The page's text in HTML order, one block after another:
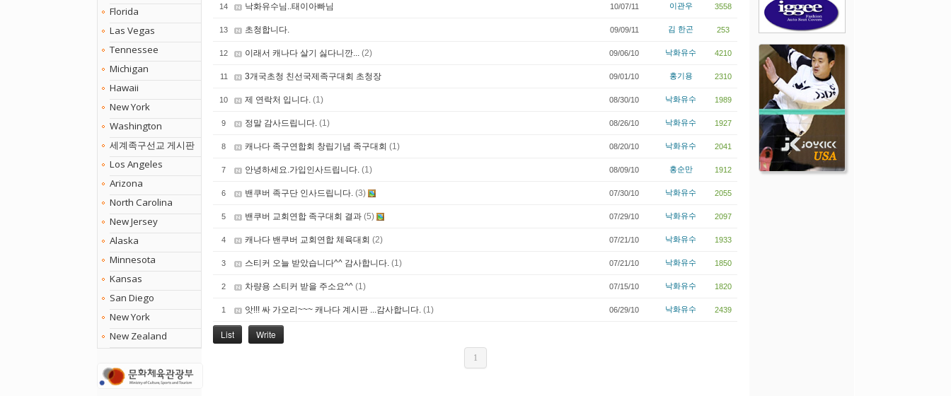
Florida
Las Vegas
Tennessee
Michigan
Hawaii
New York
Washington
세계족구선교 게시판
Los Angeles
Arizona
North Carolina
New Jersey
Alaska
Minnesota
Kansas
San Diego
New York
New Zealand
14 낙화유수님..태이아빠님 10/07/11 이관우 3558
13 초청합니다. 09/09/11 김 한곤 253
12 이래서 캐나다 살기 싫다니깐... (2) 09/06/10 낙화유수 4210
11 3개국초청 친선국제족구대회 초청장 09/01/10 홍기용 2310
10 제 연락처 입니다. (1) 08/30/10 낙화유수 1989
9 정말 감사드립니다. (1) 08/26/10 낙화유수 1927
8 캐나다 족구연합회 창립기념 족구대회 (1) 08/20/10 낙화유수 2041
7 안녕하세요.가입인사드립니다. (1) 08/09/10 홍순만 1912
6 밴쿠버 족구단 인사드립니다. (3) 07/30/10 낙화유수 2055
5 밴쿠버 교회연합 족구대회 결과 (5) 07/29/10 낙화유수 2097
4 캐나다 밴쿠버 교회연합 체육대회 (2) 07/21/10 낙화유수 1933
3 스티커 오늘 받았습니다^^ 감사합니다. (1) 07/21/10 낙화유수 1850
2 차량용 스티커 받을 주소요^^ (1) 07/15/10 낙화유수 1820
1 앗!!! 싸 가오리~~~ 캐나다 계시판 ...감사합니다. (1) 06/29/10 낙화유수 2439
List Write
1